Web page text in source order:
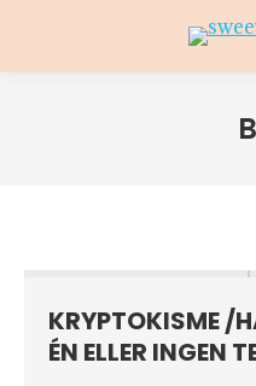
KRYPTOKISME /
ÉN ELLER INGEN